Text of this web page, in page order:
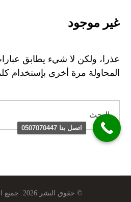
غير موجود
عذرا، ولكن لا شيء يطابق
المحاولة مرة أخرى بإستخدام
© حقوق النشر 2026. جميع الحقوق محفوظة.
اتصل بنا 0507070447